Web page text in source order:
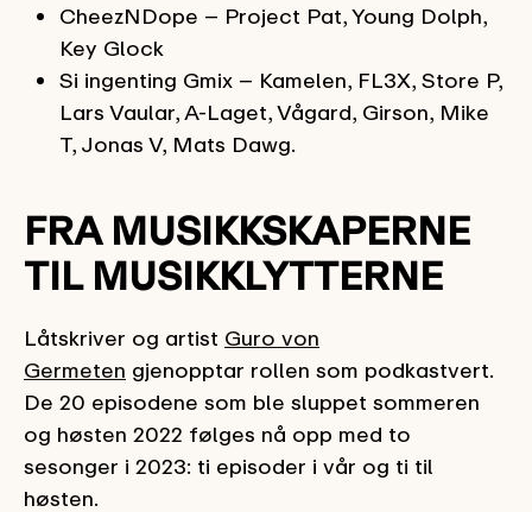
CheezNDope – Project Pat, Young Dolph,
Key Glock
Si ingenting Gmix – Kamelen, FL3X, Store P,
Lars Vaular, A-Laget, Vågard, Girson, Mike
T, Jonas V, Mats Dawg.
FRA MUSIKKSKAPERNE
TIL MUSIKKLYTTERNE
Låtskriver og artist Guro von
Germeten gjenopptar rollen som podkastvert.
De 20 episodene som ble sluppet sommeren
og høsten 2022 følges nå opp med to
sesonger i 2023: ti episoder i vår og ti til
høsten.